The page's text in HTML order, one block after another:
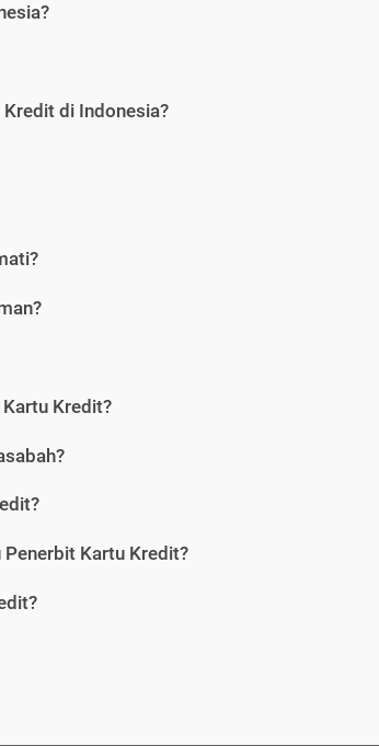
Kredit di Indonesia?
Kredit?
Penerbit Kartu Kredit?